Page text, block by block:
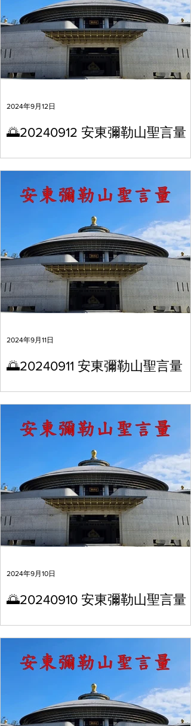
🌅20240912 安東彌勒山聖言量
2024年9月12日
🌅20240911 安東彌勒山聖言量
2024年9月11日
🌅20240910 安東彌勒山聖言量
2024年9月10日